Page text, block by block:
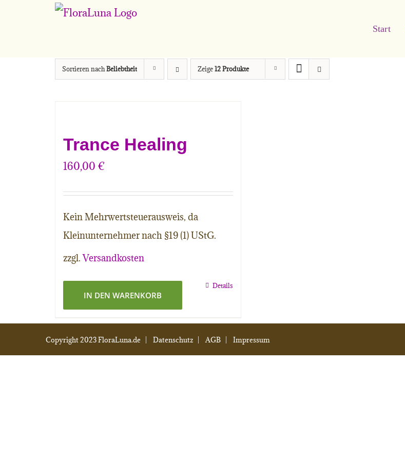
Start
Sortieren nachBeliebtheit Zeige12 Produkte
Trance Healing
160,00€
Kein Mehrwertsteuerausweis, da
Kleinunternehmer nach §19 (1) UStG.
zzgl.Versandkosten
IN DEN WARENKORB
Details
Copyright 2023 FloraLuna.de |Datenschutz |AGB |Impressum